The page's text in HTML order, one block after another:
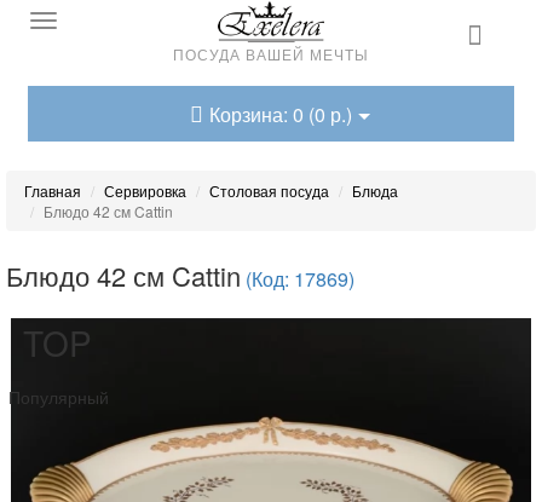
ПОСУДА ВАШЕЙ МЕЧТЫ
Корзина: 0 (0 р.)
Главная Сервировка Столовая посуда
Блюда
Блюдо 42 см Cattin
Блюдо 42 см Cattin (Код: 17869)
TOP
Популярный